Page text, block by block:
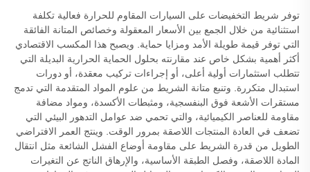
توفر شريط التخفيضات على السيارات المقاوم للحرارة فعالية تكلفة
استثنائية من خلال الجمع بين الأسعار المعقولة وخصائص المتانة الفائقة
التي توفر قيمة طويلة الأمد ومزايا حماية. ويصبح هذا المكسب الاقتصادي
أكثر أهمية بشكل خاص عند مقارنته بحلول الحماية الحرارية البديلة التي
تتطلب استثمارات أولية أعلى، أو إجراءات تركيب معقدة، أو دورات
استبدال متكررة. وتنبع متانة الشريط من علوم المواد المتقدمة التي تدمج
مستقرات الأشعة فوق البنفسجية، ومثبطات الأكسدة، ومواد مضافة
مقاومة للعناصر الكيميائية، والتي تحمي ضد عوامل التدهور البيئي التي
تضعف في العادة المنتجات اللاصقة بمرور الوقت. وينتج العمر الافتراضي
الطويل من قدرة الشريط على مقاومة أوضاع الفشل الشائعة مثل انتقال
المادة اللاصقة، وفصل الطبقة الأساسية، والإرهاق الناتج عن التغيرات